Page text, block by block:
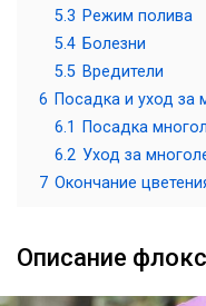
5.3 Режим полива
5.4 Болезни
5.5 Вредители
6 Посадка и уход за
6.1
Посадка
6.2 Уход за
7 Окончание
Описание